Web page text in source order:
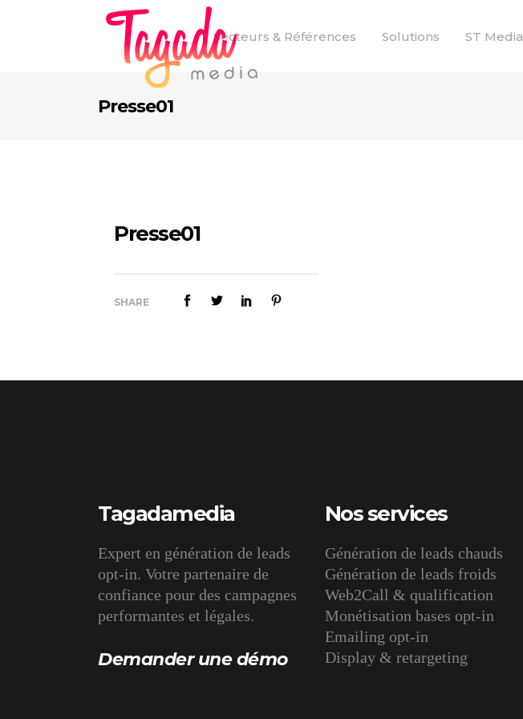
Secteurs & Références Solutions ST Media
Presse01
Presse01
SHARE
Tagadamedia
Expert en génération de leads
opt-in. Votre partenaire de
confiance pour des campagnes
performantes et légales.
Demander une démo
Nos services
Génération de leads chauds
Génération de leads froids
Web2Call & qualification
Monétisation bases opt-in
Emailing opt-in
Display & retargeting